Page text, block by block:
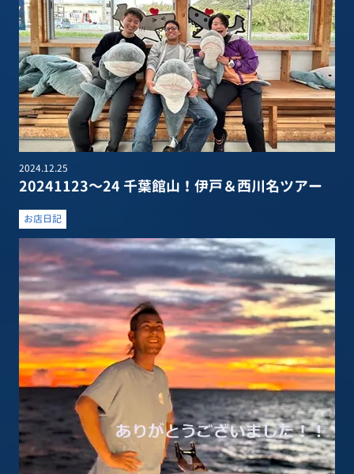
2024.12.25
20241123～24 千葉館山！伊戸＆西川名ツアー
お店日記